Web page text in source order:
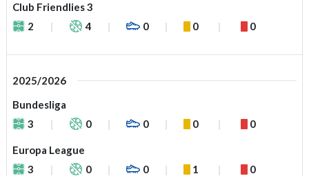
Club Friendlies 3
2
4 0 0 0
2025/2026
Bundesliga
3
0 0 0 0
Europa League
3
0 0 1 0